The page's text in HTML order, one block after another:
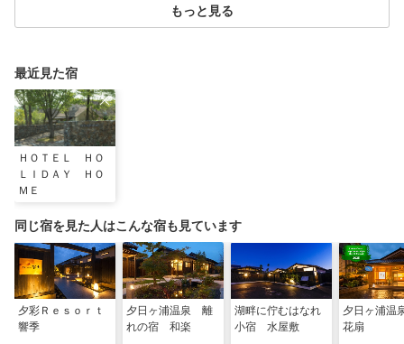
もっと見る
最近見た宿
ＨＯＴＥＬ ＨＯ
ＬＩＤＡＹ ＨＯ
ＭＥ
同じ宿を見た人はこんな宿も見ています
夕彩Ｒｅｓｏｒｔ
響季
夕日ヶ浦温泉 離
れの宿 和楽
湖畔に佇むはなれ
小宿 水屋敷
夕日ヶ浦
花扇